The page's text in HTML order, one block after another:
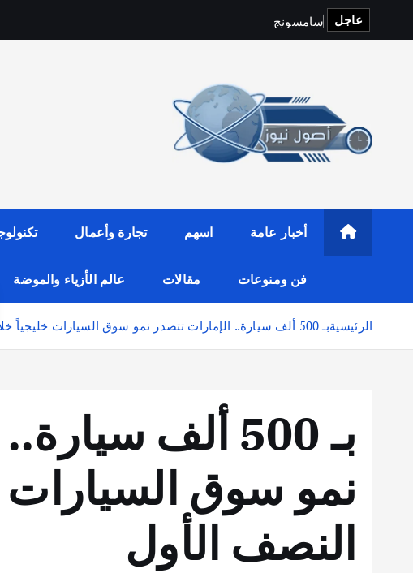
ى
عاجل سامسونج
أخبار عامة اسهم تجارة وأعمال
فن ومنوعات مقالات
عالم الأزياء والموضة
الرئيسيةبـ 500 ألف سيارة.. الإمارات تتصدر نمو سوق السيارات خليجياً خلال النصف الأول
بـ 500 ألف
نمو سوق السيارات
النصف الأول